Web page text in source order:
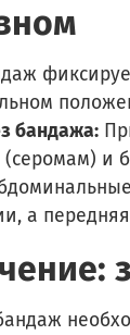
бандажа:
и
а